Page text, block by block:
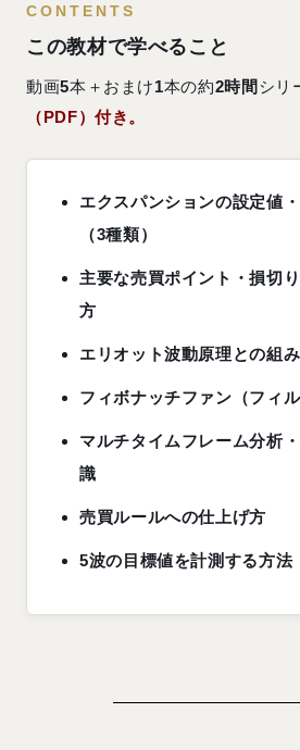
CONTENTS
この教材で学べること
動画5本＋おまけ1本の約2時間 シリ
（PDF）付き。
エクスパンションの設定値
（3種類）
主要な売買ポイント・損切
方
エリオット波動原理との組
フィボナッチファン（フィ
マルチタイムフレーム分析
識
売買ルールへの仕上げ方
5波の目標値を計測する方法